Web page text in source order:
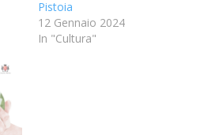
Pistoia
12 Gennaio 2024
In "Cultura"